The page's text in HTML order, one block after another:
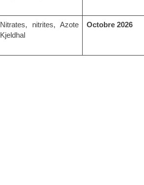
Nitrates, nitrites, Azote
Kjeldhal
Octobre 2026